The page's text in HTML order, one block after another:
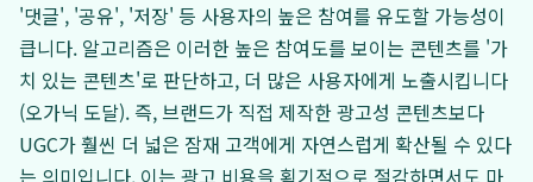
'댓글', '공유', '저장' 등 사용자의 높은 참여를 유도할 가능성이
큽니다. 알고리즘은 이러한 높은 참여도를 보이는 콘텐츠를 '가
치 있는 콘텐츠'로 판단하고, 더 많은 사용자에게 노출시킵니다
(오가닉 도달). 즉, 브랜드가 직접 제작한 광고성 콘텐츠보다
UGC가 훨씬 더 넓은 잠재 고객에게 자연스럽게 확산될 수 있다
는 의미입니다. 이는 광고 비용을 획기적으로 절감하면서도 마